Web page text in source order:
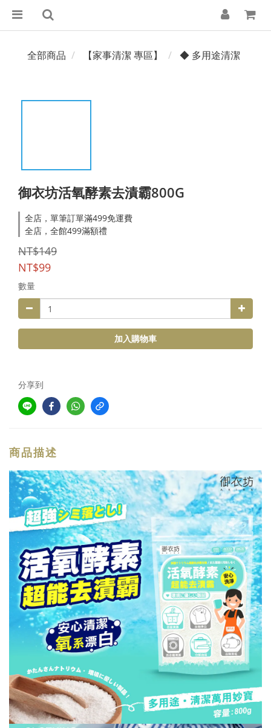
全部商品 【家事清潔 專區】 ◆ 多用途清潔
御衣坊活氧酵素去漬霸800G
全店，單筆訂單滿499免運費
全店，全館499滿額禮
NT$149
NT$99
數量
加入購物車
分享到
商品描述